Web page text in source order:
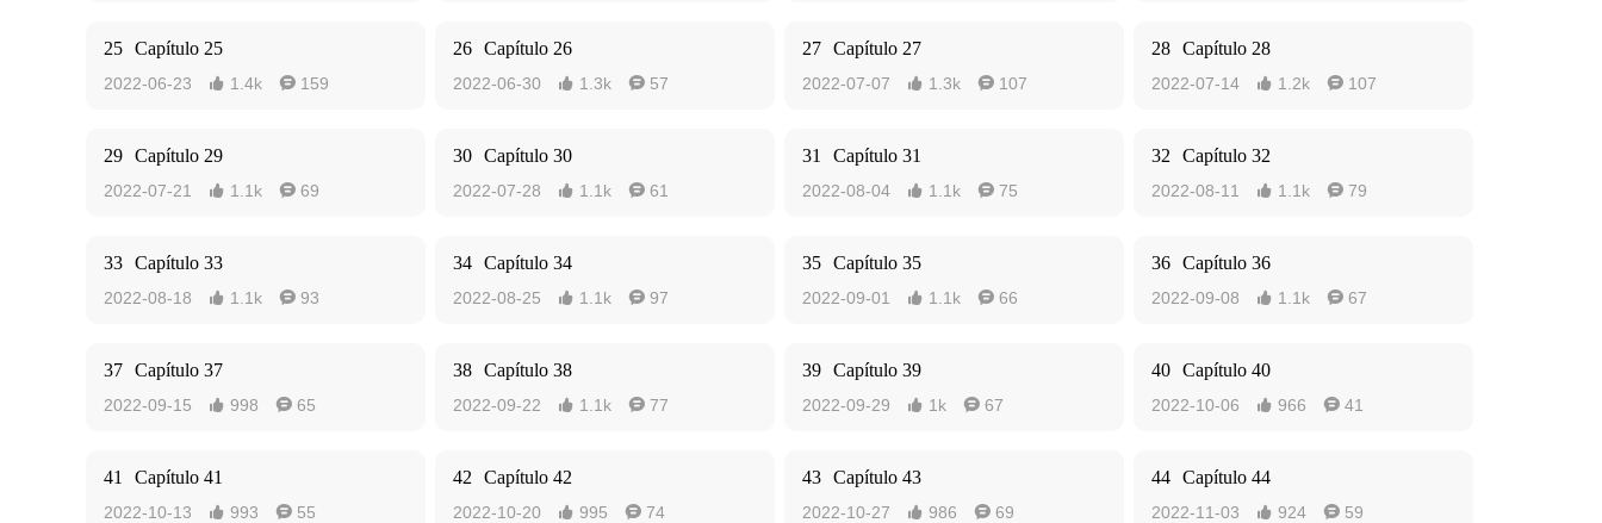
25 Capítulo 25
2022-06-23  1.4k  159
26 Capítulo 26
2022-06-30  1.3k  57
27 Capítulo 27
2022-07-07  1.3k  107
28 Capítulo 28
2022-07-14  1.2k  107
29 Capítulo 29
2022-07-21  1.1k  69
30 Capítulo 30
2022-07-28  1.1k  61
31 Capítulo 31
2022-08-04  1.1k  75
32 Capítulo 32
2022-08-11  1.1k  79
33 Capítulo 33
2022-08-18  1.1k  93
34 Capítulo 34
2022-08-25  1.1k  97
35 Capítulo 35
2022-09-01  1.1k  66
36 Capítulo 36
2022-09-08  1.1k  67
37 Capítulo 37
2022-09-15  998  65
38 Capítulo 38
2022-09-22  1.1k  77
39 Capítulo 39
2022-09-29  1k  67
40 Capítulo 40
2022-10-06  966  41
41 Capítulo 41
2022-10-13  993  55
42 Capítulo 42
2022-10-20  995  74
43 Capítulo 43
2022-10-27  986  69
44 Capítulo 44
2022-11-03  924  59